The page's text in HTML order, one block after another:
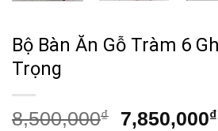
Bộ Bàn Ăn Gỗ Tràm 6
Trọng
8,500,000₫
Giá
7,850,000₫